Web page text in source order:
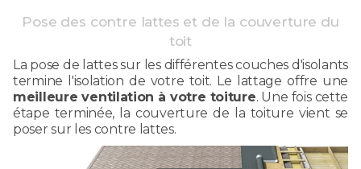
Pose des contre lattes et de la couverture du
toit
La pose de lattes sur les différentes couches d'isolants
termine l'isolation de votre toit. Le lattage offre une
meilleure ventilation à votre toiture. Une fois cette
étape terminée, la couverture de la toiture vient se
poser sur les contre lattes.